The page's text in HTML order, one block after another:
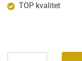
TOP kvalitet